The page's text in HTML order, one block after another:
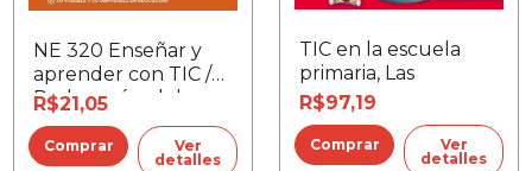
NE 320 Enseñar y
aprender con TIC /
Pedagogías del
cuidado
R$21,05
Ver
detalles
TIC en la escuela
primaria, Las
R$97,19
Ver
detalles